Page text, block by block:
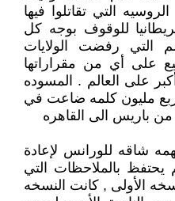
التي تقاتلوا فيها
قرار بريطانيا للوقوف بوجه كل
التي رفضت الولايات
على أي من مقراراتها
على العالم . المسوده
ربع مليون كلمه ضاعت في
باريس الى القاهره
بدأت المهمه شاقه للورانس لإعادة
يحتفظ بالملاحظات التي
الأولى , كانت النسخه